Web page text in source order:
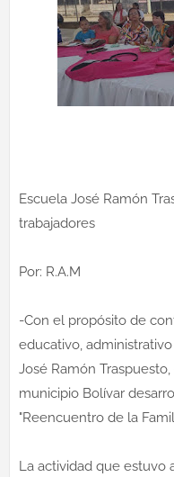
Escuela José Ramón
trabajadores
Por: R.A.M
-Con el propósito de
educativo,
José Ramón
municipio Bolívar
"Reencuentro de la
La actividad que estuvo